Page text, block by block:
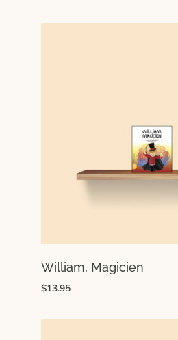
William, Magicien
$13.95